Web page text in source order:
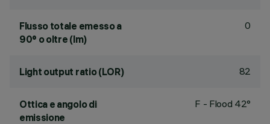
Flusso totale emesso a
90° o oltre (lm)
0
Light output ratio (LOR) 82
Ottica e angolo di
emissione
F - Flood 42°